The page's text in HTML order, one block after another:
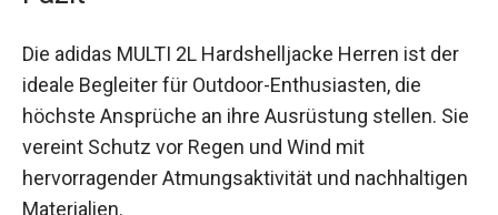
Wandertouren.
Fazit
Die adidas MULTI 2L Hardshelljacke Herren ist der
ideale Begleiter für Outdoor-Enthusiasten, die
höchste Ansprüche an ihre Ausrüstung stellen.